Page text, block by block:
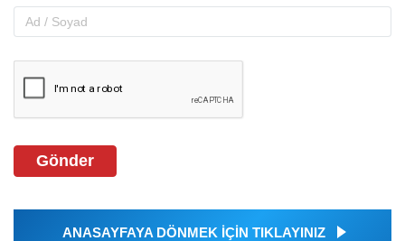
Gönder
ANASAYFAYA DÖNMEK İÇİN TIKLAYINIZ